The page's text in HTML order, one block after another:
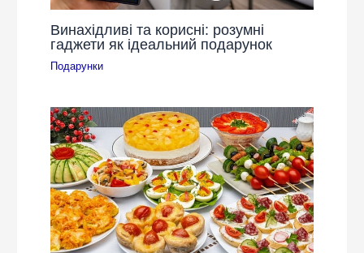
Винахідливі та корисні: розумні
гаджети як ідеальний подарунок
Подарунки